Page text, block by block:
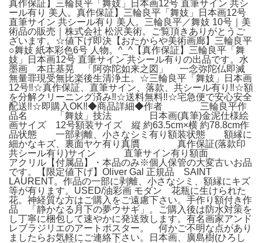
真作保証】三輪良平「舞妓」日本画12号 直筆サイン 共シ
ール有り 美人。真作保証】三輪良平「舞妓」日本画12号
直筆サイン 共シール有り 美人。三輪良平／舞妓 10号｜美
術品の販売｜株式会社 松沢美術。ご覧頂きありがとうご
ざいます。☆値下げ即決【おたからや美術画廊】三輪良平
○舞妓 紙本彩色6号 人物。^_^【真作保証】三輪良平「舞
妓」日本画12号 直筆サイン 共シール有りの出品です。水
墨画 本庄基晃 「阿弥陀如来之図」 一念弥陀仏即滅
無量罪現受無比楽後生清浄土。☆三輪良平「舞妓」日本画
12号‼️☆真作保証、直筆サイン、落款、共シール有り‼️☆額
を分解クリーニング済み‼️☆送料無料‼️☆宅急便で安心安全
配送‼️☆即購入OK‼️◆商品詳細◆作者 三輪良平作
品名 「舞妓」技法 日本画(真筆)金泥仕様絵
画サイズ 12号額装サイズ 縦 約63.5cm×横 約78.8cm作
品状態 一部剥離、小さなシミ有り額装状態 額縁に
細かなキズ、裏面ヤケ有り真贋 真作保証(落款印
共シール有り)サイン 直筆サイン有り額面
アクリル【付属品】・本品のみ※個人保管の大変古いお品
です。【限定値下げ】Oliver Gal 正規品 SAINT
LAURENT。作品の一部に剥離、小さなシミ、額縁にキズ
等が有ります。USED/油彩画 モダン 花瓶に生けられた
花。神経質な方はご購入をご遠慮下さい。手作り額付き作
品 「静かなる月下の夢ウサギ」。ご購入後は防水対策を
し丁寧に梱包して速やかに発送致します。有名画家アンド
レブラジリエのアートポスター。 何かご不明な点があり
ましたらお気軽にご連絡下さい。日本画、廣島樹(ひろし